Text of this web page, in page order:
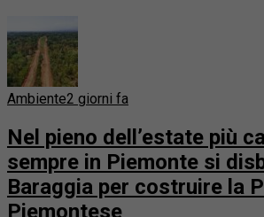
Ambiente2 giorni fa
Nel pieno dell’estate più
sempre in Piemonte si
Baraggia per costruire la
Piemontese